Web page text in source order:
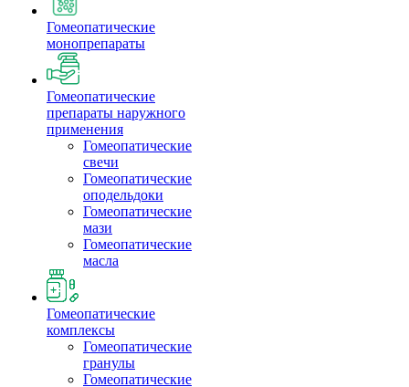
Гомеопатические
монопрепараты
Гомеопатические
препараты наружного
применения
Гомеопатические
свечи
Гомеопатические
оподельдоки
Гомеопатические
мази
Гомеопатические
масла
Гомеопатические
комплексы
Гомеопатические
гранулы
Гомеопатические